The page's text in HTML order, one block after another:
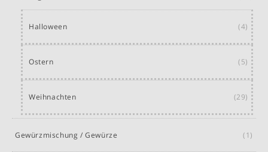
Halloween (4)
Ostern (5)
Weihnachten (29)
Gewürzmischung / Gewürze (1)